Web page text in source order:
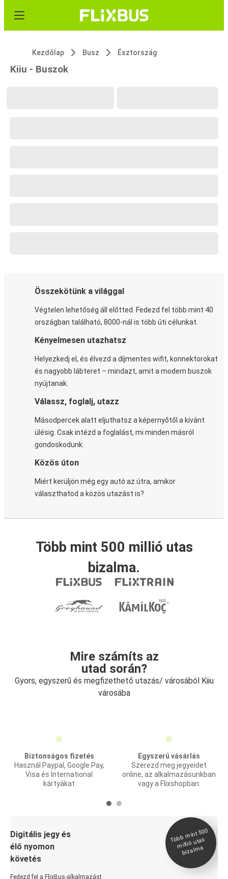
Kezdőlap Busz Észtország
Kiiu - Buszok
Összekötünk a világgal
Végtelen lehetőség áll előtted. Fedezd fel több mint 40
országban található, 8000-nál is több úti célunkat.
Kényelmesen utazhatsz
Helyezkedj el, és élvezd a díjmentes wifit, konnektorokat
és nagyobb lábteret – mindazt, amit a modern buszok
nyújtanak.
Válassz, foglalj, utazz
Másodpercek alatt eljuthatsz a képernyőtől a kívánt
ülésig. Csak intézd a foglalást, mi minden másról
gondoskodunk.
Közös úton
Miért kerüljön még egy autó az útra, amikor
választhatod a közös utazást is?
Több mint 500 millió utas
bizalma.
Mire számíts az
utad során?
Gyors, egyszerű és megfizethető utazás/ városából Kiiu
városába
Biztonságos fizetés
Használ Paypal, Google Pay,
Visa és International
kártyákat
Egyszerű vásárlás
Szerezd meg jegyeidet
online, az alkalmazásunkban
vagy a Flixshopban.
Digitális jegy és
élő nyomon
követés
Fedezd fel a FlixBus-alkalmazást
Több
mint 500
millió utas
bizal
ma